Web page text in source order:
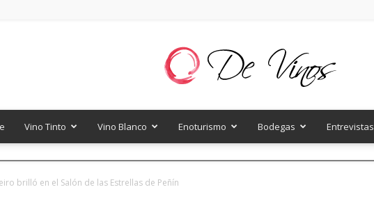
Vino Tinto Vino Blanco Enoturismo Bodegas Entrevistas
brilló en el Salón de las Estrellas de Peñín